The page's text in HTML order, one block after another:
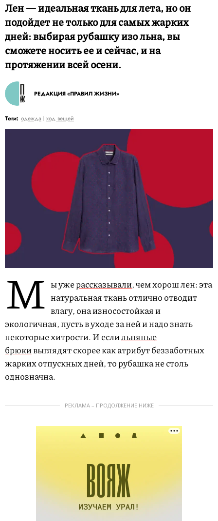
Лен — идеальная ткань для лета, но он
подойдет не только для самых жарких
дней: выбирая рубашку изо льна, вы
сможете носить ее и сейчас, и на
протяжении всей осени.
РЕДАКЦИЯ «ПРАВИЛ ЖИЗНИ»
Теги: одежда ход вещей
М ы ужерассказывали, чем хорош лен: эта
натуральная ткань отлично отводит
влагу, она износостойкая и
экологичная, пусть в уходе за ней и надо знать
некоторые хитрости. И еслильняные
брюкивыглядят скорее как атрибут беззаботных
жарких отпускных дней, то рубашка не столь
однозначна.
РЕКЛАМА – ПРОДОЛЖЕНИЕ НИЖЕ